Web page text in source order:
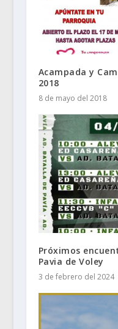
Acampada y
2018
8 de mayo del 2018
Próximos
Pavia de Voley
3 de febrero del 2024